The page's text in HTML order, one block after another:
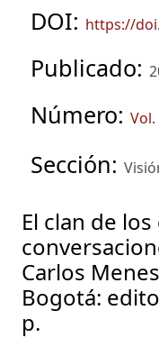
DOI: https://
Publicado:
Número: Vol.
Sección:
El clan de
Carlos
Bogotá:
p.